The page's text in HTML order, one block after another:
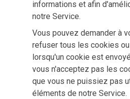
informations et afin
notre Service.
Vous pouvez demander à
refuser tous les cookies
lorsqu'un cookie est
vous n'acceptez pas les
que vous ne puissiez pas
éléments de notre Service.